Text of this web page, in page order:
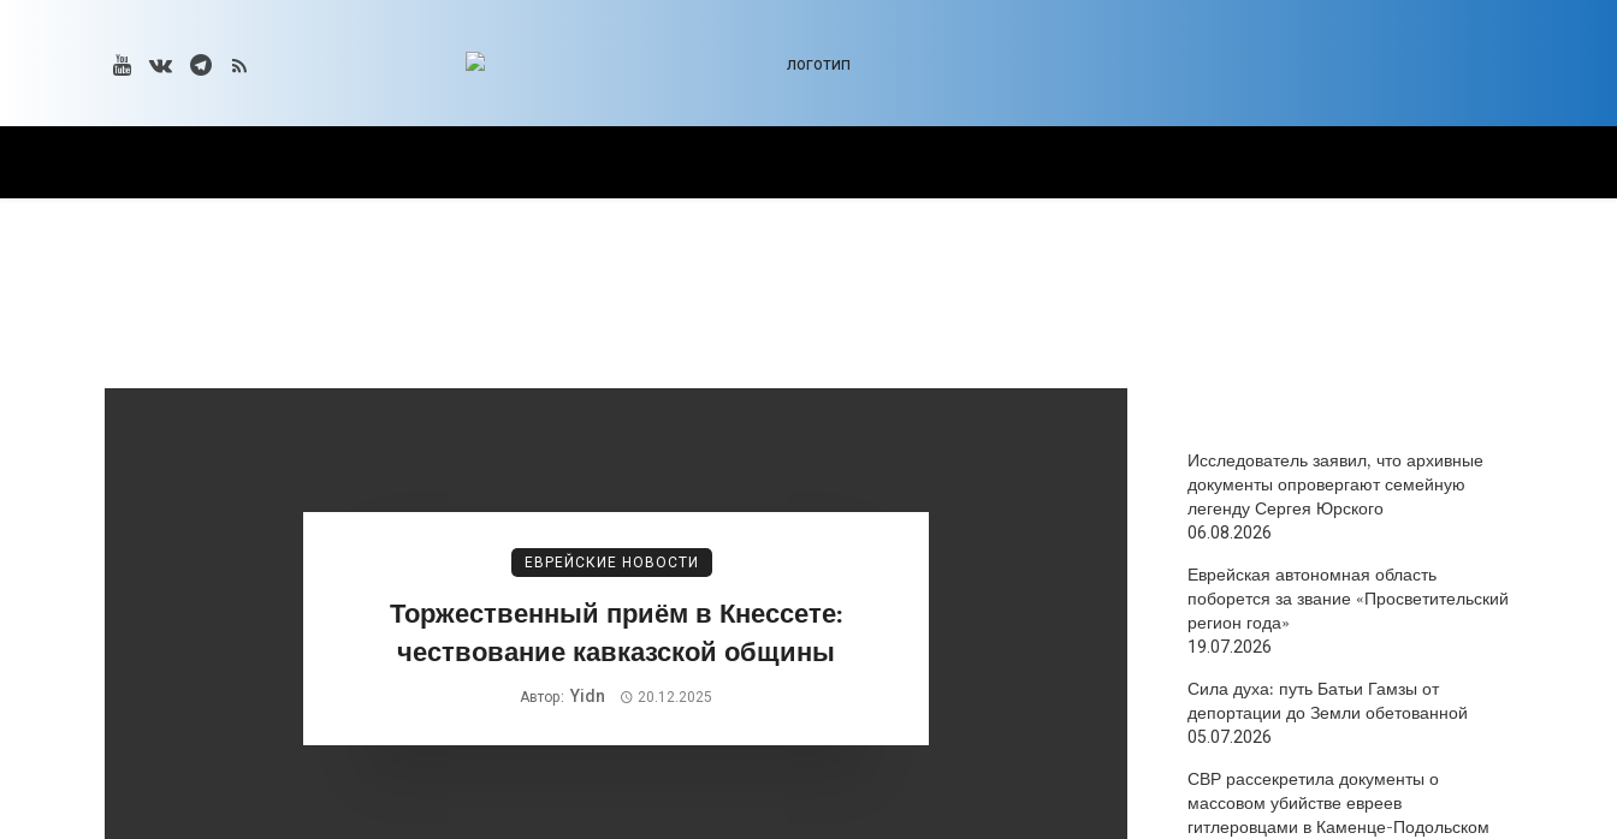
ЕВРЕЙСКИЕ НОВОСТИ
Торжественный приём в Кнессете:
чествование кавказской общины
Автор: Yidn 20.12.2025
Исследователь заявил, что архивные
документы опровергают семейную
легенду Сергея Юрского
06.08.2026
Еврейская автономная область
поборется за звание «Просветительский
регион года»
19.07.2026
Сила духа: путь Батьи Гамзы от
депортации до Земли обетованной
05.07.2026
СВР рассекретила документы о
массовом убийстве евреев
гитлеровцами в Каменце-Подольском